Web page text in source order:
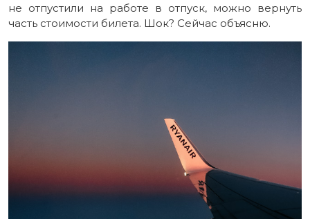
не отпустили на работе в отпуск, можно вернуть
часть стоимости билета. Шок? Сейчас объясню.